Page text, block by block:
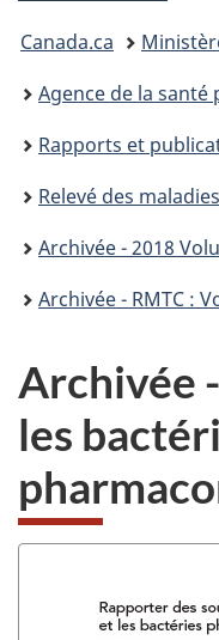
Vous
êtes
ici :
Canada.ca
Agence de la santé
Rapports et publications
Relevé des maladies
Archivée - 2018 Volume 44 -
Archivée - RMTC : Volume 44-11, le 1er
Archivée
les